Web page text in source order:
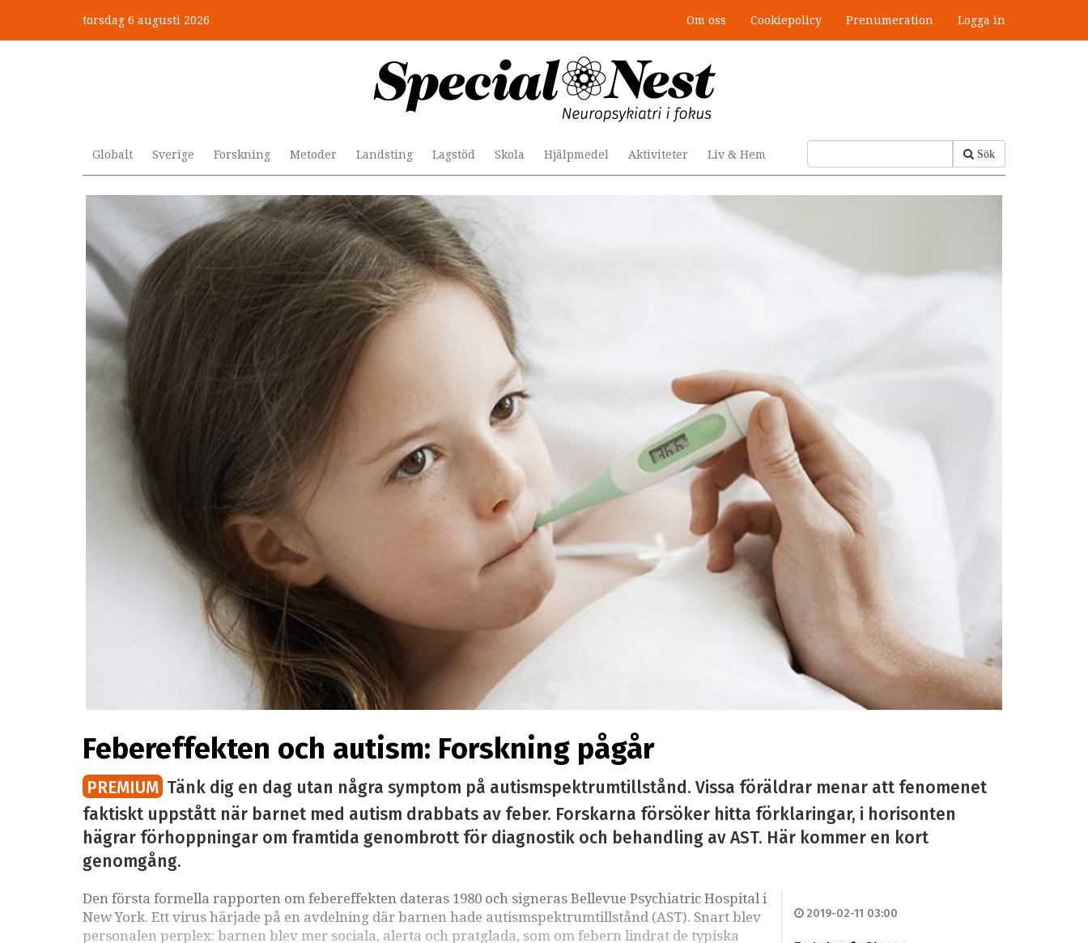
huvudinnehåll
torsdag 6 augusti 2026 Om oss Cookiepolicy Prenumeration Logga in
Sök
Globalt Sverige Forskning Metoder Landsting Lagstöd Skola Hjälpmedel Aktiviteter Liv & Hem
Febereffekten och autism: Forskning pågår
PREMIUM Tänk dig en dag utan några symptom på autismspektrumtillstånd. Vissa föräldrar menar att fenomenet
faktiskt uppstått när barnet med autism drabbats av feber. Forskarna försöker hitta förklaringar, i horisonten
hägrar förhoppningar om framtida genombrott för diagnostik och behandling av AST. Här kommer en kort
genomgång.
Den första formella rapporten om febereffekten dateras 1980 och signeras Bellevue Psychiatric Hospital i
New York. Ett virus härjade på en avdelning där barnen hade autismspektrumtillstånd (AST). Snart blev
personalen perplex: barnen blev mer sociala, alerta och pratglada, som om febern lindrat de typiska
2019-02-11 03:00
Mobbning vid autism och adhd: 4 lästips